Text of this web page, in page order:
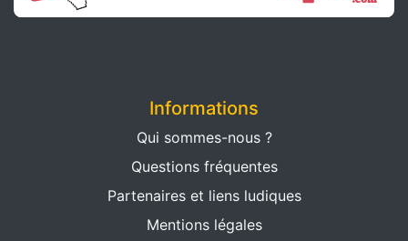
Informations
Qui sommes-nous ?
Questions fréquentes
Partenaires et liens ludiques
Mentions légales